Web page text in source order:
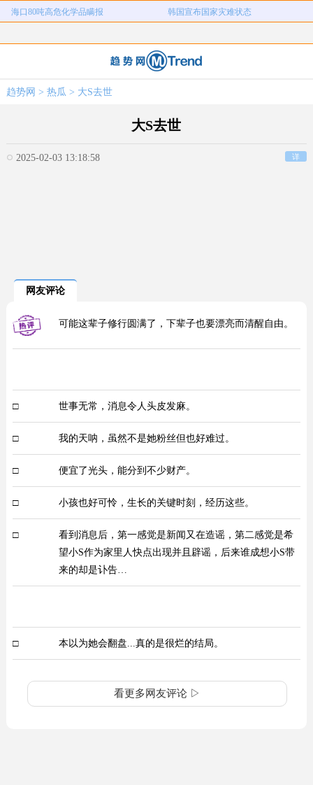
河南三支一扶考试存在规模性组织作 1岁宝宝碰坏纸巾盒三亚酒店索赔924
26岁女儿谈47岁妈妈突然产女 儿子举报身价上亿父亲说家已破碎
海口80吨高危化学品瞒报
趋势网 > 热瓜 > 大S去世
大S去世
2025-02-03 13:18:58 详
网友评论
可能这辈子修行圆满了，下辈子也要漂亮而清醒自由。
□ 世事无常，消息令人头皮发麻。
□ 我的天呐，虽然不是她粉丝但也好难过。
□ 便宜了光头，能分到不少财产。
□ 小孩也好可怜，生长的关键时刻，经历这些。
□
看到消息后，第一感觉是新闻又在造谣，第二感觉是希
望小S作为家里人快点出现并且辟谣，后来谁成想小S带
来的却是讣告…
□ 本以为她会翻盘...真的是很烂的结局。
看更多网友评论 ▷